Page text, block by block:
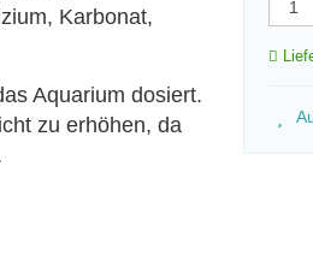
Karbonat,
Aquarium dosiert.
zu erhöhen, da